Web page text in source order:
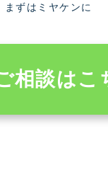
まずはミヤケンに
相談はこ